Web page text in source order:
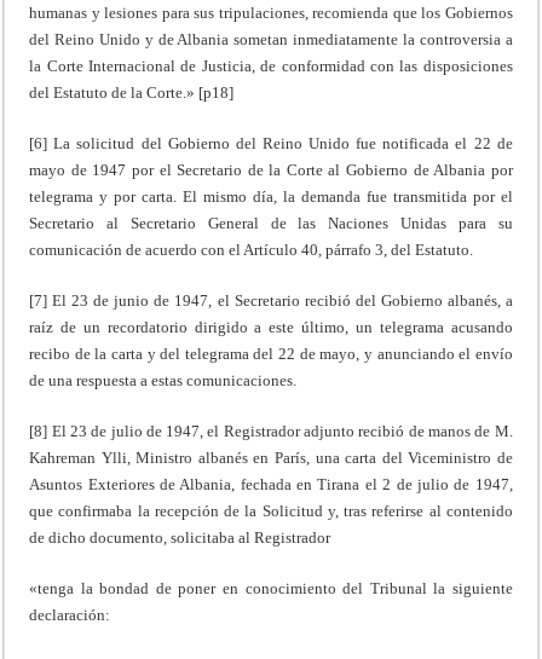
humanas y lesiones para sus tripulaciones, recomienda que los Gobiernos
del Reino Unido y de Albania sometan inmediatamente la controversia a
la Corte Internacional de Justicia, de conformidad con las disposiciones
del Estatuto de la Corte.» [p18]
[6] La solicitud del Gobierno del Reino Unido fue notificada el 22 de
mayo de 1947 por el Secretario de la Corte al Gobierno de Albania por
telegrama y por carta. El mismo día, la demanda fue transmitida por el
Secretario al Secretario General de las Naciones Unidas para su
comunicación de acuerdo con el Artículo 40, párrafo 3, del Estatuto.
[7] El 23 de junio de 1947, el Secretario recibió del Gobierno albanés, a
raíz de un recordatorio dirigido a este último, un telegrama acusando
recibo de la carta y del telegrama del 22 de mayo, y anunciando el envío
de una respuesta a estas comunicaciones.
[8] El 23 de julio de 1947, el Registrador adjunto recibió de manos de M.
Kahreman Ylli, Ministro albanés en París, una carta del Viceministro de
Asuntos Exteriores de Albania, fechada en Tirana el 2 de julio de 1947,
que confirmaba la recepción de la Solicitud y, tras referirse al contenido
de dicho documento, solicitaba al Registrador
«tenga la bondad de poner en conocimiento del Tribunal la siguiente
declaración: